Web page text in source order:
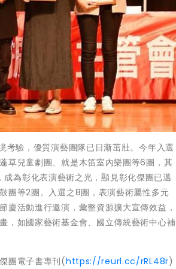
驗，優質演藝團隊已日漸茁壯。今年入選
草兒童劇團、就是木笛室內樂團等6團，其
為彰化表演藝術之光，顯見彰化傑團已邁
團等2團。入選之8團，表演藝術屬性多元
活動進行邀演，彙整資源擴大宣傳效益，
，如國家藝術基金會、國立傳統藝術中心補
團電子書專刊(https://reurl.cc/rRL48r)